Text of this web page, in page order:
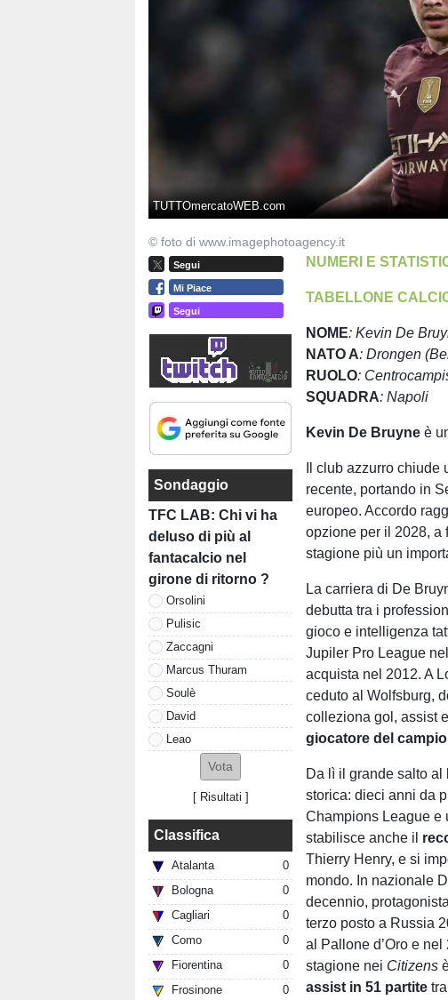
TUTTOmercatoWEB.com
© foto di www.imagephotoagency.it
Segui
Mi Piace
Segui
Sondaggio
TFC LAB: Chi vi ha
deluso di più al
fantacalcio nel
girone di ritorno ?
Orsolini
Pulisic
Zaccagni
Marcus Thuram
Soulè
David
Leao
[ Risultati ]
Classifica
Atalanta
0
Bologna
0
Cagliari
0
Como
0
Fiorentina
0
Frosinone
0
NUMERI E
TABELLONE
NOME: Kevin De
NATO A: Drongen
RUOLO:
SQUADRA: Napoli
Kevin De Bruyneè
Il club azzurro
recente, portando in
europeo. Accordo
opzione per il 2028, a
stagione più un
La carriera di De
debutta tra i
gioco e intelligenza
Jupiler Pro League
acquista nel 2012. A
ceduto al Wolfsburg,
colleziona gol, assist
giocatore del
Da lì il grande salto al
storica: dieci anni da
Champions League e
stabilisce anche il
Thierry Henry, e si
mondo. In nazionale
decennio,
terzo posto a Russia
al Pallone d’Oro e
stagione nei Citizens
assist in 51 partite